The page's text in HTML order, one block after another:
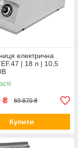
електрична
| 18 л | 10,5
₴ 69 870 ₴
Купити